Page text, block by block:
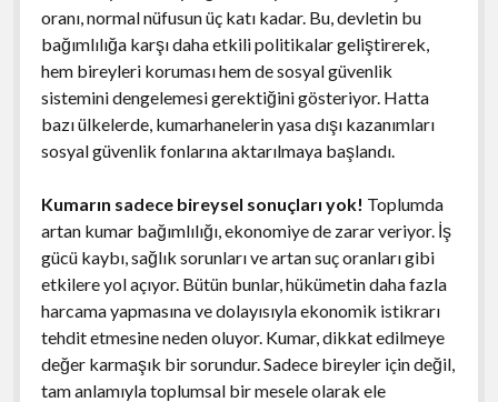
oranı, normal nüfusun üç katı kadar. Bu, devletin bu
bağımlılığa karşı daha etkili politikalar geliştirerek,
hem bireyleri koruması hem de sosyal güvenlik
sistemini dengelemesi gerektiğini gösteriyor. Hatta
bazı ülkelerde, kumarhanelerin yasa dışı kazanımları
sosyal güvenlik fonlarına aktarılmaya başlandı.
Kumarın sadece bireysel sonuçları yok! Toplumda
artan kumar bağımlılığı, ekonomiye de zarar veriyor. İş
gücü kaybı, sağlık sorunları ve artan suç oranları gibi
etkilere yol açıyor. Bütün bunlar, hükümetin daha fazla
harcama yapmasına ve dolayısıyla ekonomik istikrarı
tehdit etmesine neden oluyor. Kumar, dikkat edilmeye
değer karmaşık bir sorundur. Sadece bireyler için değil,
tam anlamıyla toplumsal bir mesele olarak ele